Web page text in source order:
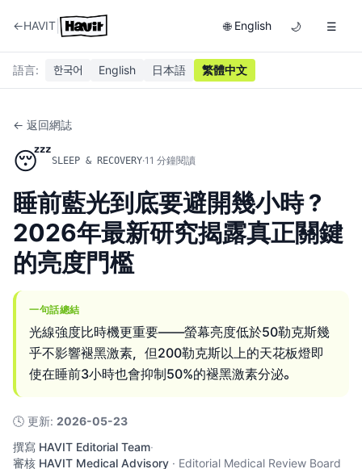
←HAVIT 🌐 English 🌙 ☰
語言: 한국어 English 日本語 繁體中文
← 返回網誌
😴SLEEP & RECOVERY·11 分鐘閱讀
睡前藍光到底要避開幾小時？
2026年最新研究揭露真正關鍵
的亮度門檻
一句話總結
光線強度比時機更重要——螢幕亮度低於50勒克斯幾
乎不影響褪黑激素，但200勒克斯以上的天花板燈即
使在睡前3小時也會抑制50%的褪黑激素分泌。
🕓 更新: 2026-05-23
撰寫 HAVIT Editorial Team·
審核 HAVIT Medical Advisory · Editorial Medical Review Board